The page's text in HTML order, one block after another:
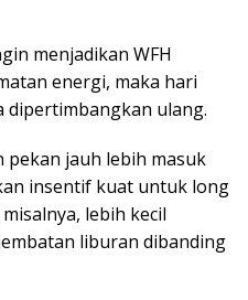
menjadikan WFH
energi, maka hari
dipertimbangkan ulang.
pekan jauh lebih masuk
insentif kuat untuk long
lebih kecil
liburan dibanding